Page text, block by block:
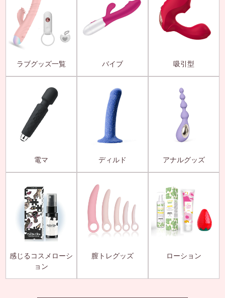
ラブグッズ一覧 バイブ 吸引型
電マ ディルド アナルグッズ
感じるコスメローシ
ョン
膣トレグッズ ローション